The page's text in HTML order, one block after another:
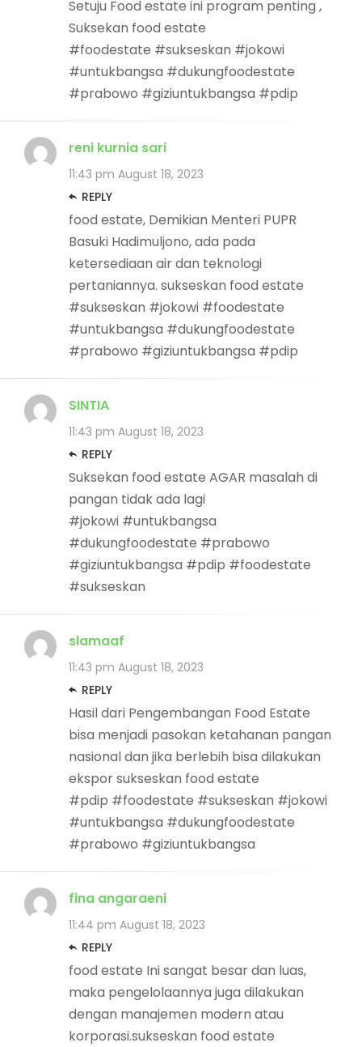
Setuju Food estate ini program penting ,
Suksekan food estate
#foodestate #sukseskan #jokowi
#untukbangsa #dukungfoodestate
#prabowo #giziuntukbangsa #pdip
reni kurnia sari
11:43 pm August 18, 2023
REPLY
food estate, Demikian Menteri PUPR
Basuki Hadimuljono, ada pada
ketersediaan air dan teknologi
pertaniannya. sukseskan food estate
#sukseskan #jokowi #foodestate
#untukbangsa #dukungfoodestate
#prabowo #giziuntukbangsa #pdip
SINTIA
11:43 pm August 18, 2023
REPLY
Suksekan food estate AGAR masalah di
pangan tidak ada lagi
#jokowi #untukbangsa
#dukungfoodestate #prabowo
#giziuntukbangsa #pdip #foodestate
#sukseskan
slamaaf
11:43 pm August 18, 2023
REPLY
Hasil dari Pengembangan Food Estate
bisa menjadi pasokan ketahanan pangan
nasional dan jika berlebih bisa dilakukan
ekspor sukseskan food estate
#pdip #foodestate #sukseskan #jokowi
#untukbangsa #dukungfoodestate
#prabowo #giziuntukbangsa
fina angaraeni
11:44 pm August 18, 2023
REPLY
food estate Ini sangat besar dan luas,
maka pengelolaannya juga dilakukan
dengan manajemen modern atau
korporasi.sukseskan food estate